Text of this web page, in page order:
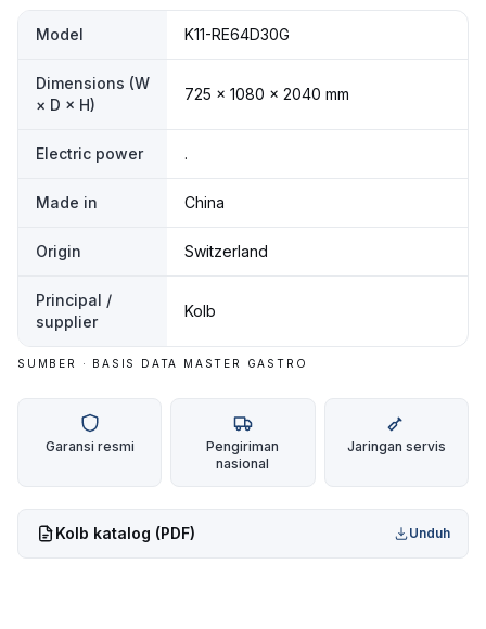
Model K11-RE64D30G
Dimensions (W
× D × H)
725 × 1080 × 2040 mm
Electric power .
Made in China
Origin Switzerland
Principal /
supplier
Kolb
SUMBER · BASIS DATA MASTER GASTRO
Garansi resmi
Pengiriman
nasional
Jaringan servis
Kolb katalog (PDF) Unduh